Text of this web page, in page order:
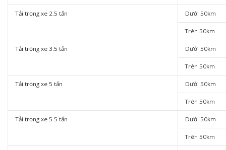
Tải trọng xe 2.5 tấn Dưới 50km
Trên 50km
Tải trọng xe 3.5 tấn Dưới 50km
Trên 50km
Tải trọng xe 5 tấn Dưới 50km
Trên 50km
Tải trọng xe 5.5 tấn Dưới 50km
Trên 50km